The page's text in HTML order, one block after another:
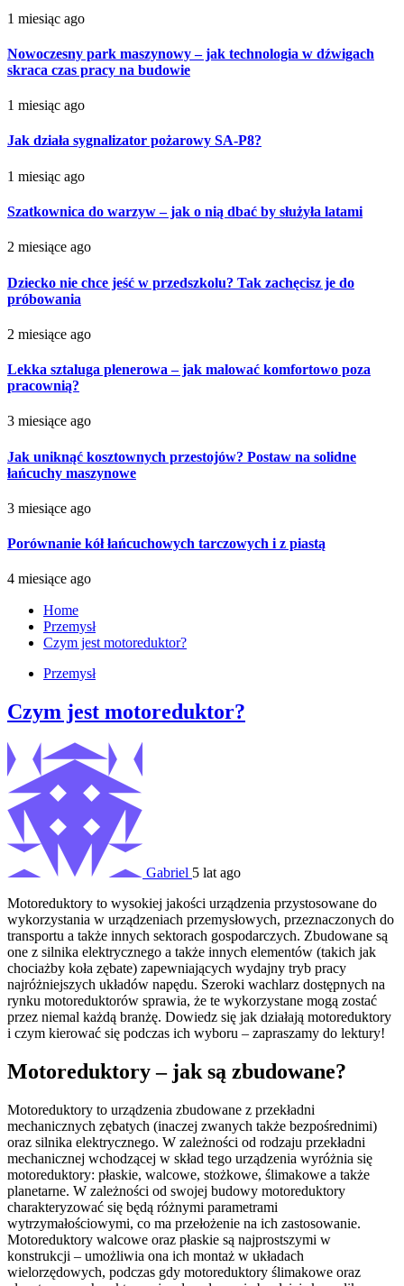
1 miesiąc ago
Nowoczesny park maszynowy – jak technologia w dźwigach
skraca czas pracy na budowie
1 miesiąc ago
Jak działa sygnalizator pożarowy SA-P8?
1 miesiąc ago
Szatkownica do warzyw – jak o nią dbać by służyła latami
2 miesiące ago
Dziecko nie chce jeść w przedszkolu? Tak zachęcisz je do
próbowania
2 miesiące ago
Lekka sztaluga plenerowa – jak malować komfortowo poza
pracownią?
3 miesiące ago
Jak uniknąć kosztownych przestojów? Postaw na solidne
łańcuchy maszynowe
3 miesiące ago
Porównanie kół łańcuchowych tarczowych i z piastą
4 miesiące ago
Home
Przemysł
Czym jest motoreduktor?
Przemysł
Czym jest motoreduktor?
Gabriel 5 lat ago
Motoreduktory to wysokiej jakości urządzenia przystosowane do
wykorzystania w urządzeniach przemysłowych, przeznaczonych do
transportu a także innych sektorach gospodarczych. Zbudowane są
one z silnika elektrycznego a także innych elementów (takich jak
chociażby koła zębate) zapewniających wydajny tryb pracy
najróżniejszych układów napędu. Szeroki wachlarz dostępnych na
rynku motoreduktorów sprawia, że te wykorzystane mogą zostać
przez niemal każdą branżę. Dowiedz się jak działają motoreduktory
i czym kierować się podczas ich wyboru – zapraszamy do lektury!
Motoreduktory – jak są zbudowane?
Motoreduktory to urządzenia zbudowane z przekładni
mechanicznych zębatych (inaczej zwanych także bezpośrednimi)
oraz silnika elektrycznego. W zależności od rodzaju przekładni
mechanicznej wchodzącej w skład tego urządzenia wyróżnia się
motoreduktory: płaskie, walcowe, stożkowe, ślimakowe a także
planetarne. W zależności od swojej budowy motoreduktory
charakteryzować się będą różnymi parametrami
wytrzymałościowymi, co ma przełożenie na ich zastosowanie.
Motoreduktory walcowe oraz płaskie są najprostszymi w
konstrukcji – umożliwia ona ich montaż w układach
wielorzędowych, podczas gdy motoreduktory ślimakowe oraz